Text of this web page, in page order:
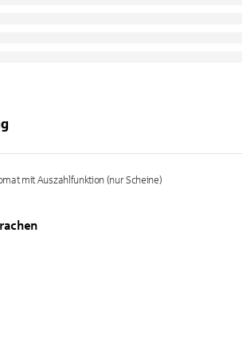
mit Auszahlfunktion (nur Scheine)